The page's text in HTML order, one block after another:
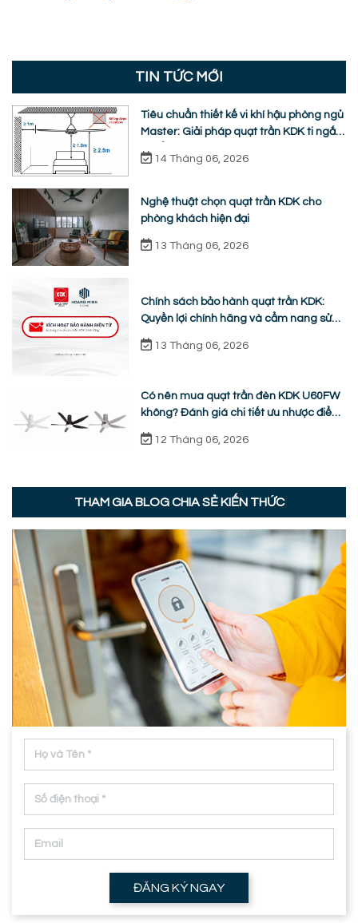
TIN TỨC MỚI
Tiêu chuẩn thiết kế vi khí hậu phòng ngủ
Master: Giải pháp quạt trần KDK ti ngắn
chuẩn nhân trắc học
14 Tháng 06, 2026
Nghệ thuật chọn quạt trần KDK cho
phòng khách hiện đại
13 Tháng 06, 2026
Chính sách bảo hành quạt trần KDK:
Quyền lợi chính hãng và cẩm nang sửa
13 Tháng 06, 2026
Có nên mua quạt trần đèn KDK U60FW
không? Đánh giá chi tiết ưu nhược điểm
thực tế
12 Tháng 06, 2026
THAM GIA BLOG CHIA SẺ KIẾN THỨC
ĐĂNG KÝ NGAY